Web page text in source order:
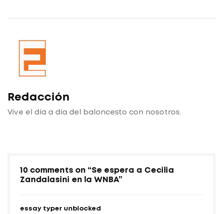
Redacción
Vive el día a día del baloncesto con nosotros.
10 comments on “Se espera a Cecilia
Zandalasini en la WNBA”
essay typer unblocked